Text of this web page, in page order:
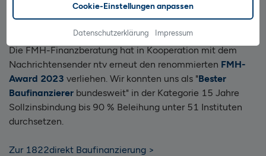
Cookie-Einstellungen anpassen
Datenschutzerklärung Impressum
FMH-Award 2023: Bester Baufinanzierer
Die FMH-Finanzberatung hat in Kooperation mit dem
Nachrichtensender ntv erneut den renommierten FMH-
Award 2023 verliehen. Wir konnten uns als "Bester
Baufinanzierer bundesweit" in der Kategorie 15 Jahre
Sollzinsbindung bis 90 % Beleihung unter 51 Instituten
durchsetzen.
Zur 1822direkt Baufinanzierung >